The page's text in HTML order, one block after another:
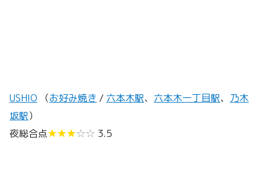
USHIO （お好み焼き / 六本木駅、 六本木一丁目駅、 乃木
坂駅）
夜総合点★★★☆☆ 3.5